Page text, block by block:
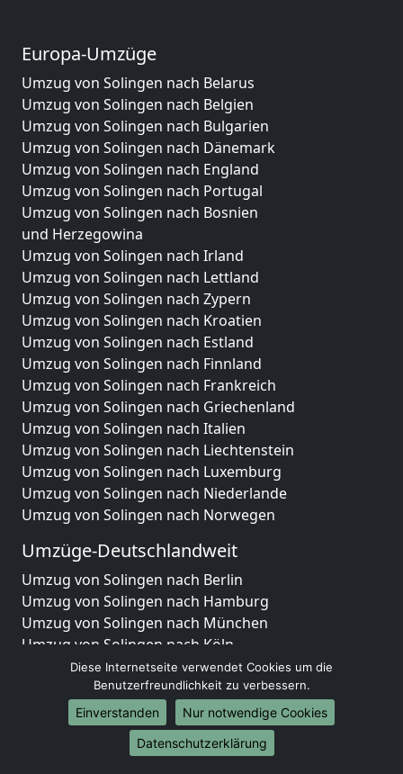
Europa-Umzüge
Umzug von Solingen nach Belarus
Umzug von Solingen nach Belgien
Umzug von Solingen nach Bulgarien
Umzug von Solingen nach Dänemark
Umzug von Solingen nach England
Umzug von Solingen nach Portugal
Umzug von Solingen nach Bosnien
und Herzegowina
Umzug von Solingen nach Irland
Umzug von Solingen nach Lettland
Umzug von Solingen nach Zypern
Umzug von Solingen nach Kroatien
Umzug von Solingen nach Estland
Umzug von Solingen nach Finnland
Umzug von Solingen nach Frankreich
Umzug von Solingen nach Griechenland
Umzug von Solingen nach Italien
Umzug von Solingen nach Liechtenstein
Umzug von Solingen nach Luxemburg
Umzug von Solingen nach Niederlande
Umzug von Solingen nach Norwegen
Umzüge-Deutschlandweit
Umzug von Solingen nach Berlin
Umzug von Solingen nach Hamburg
Umzug von Solingen nach München
Umzug von Solingen nach Köln
Umzug von Solingen nach Frankfurt am Main
Umzug von Solingen nach Stuttgart
Umzug von Solingen nach Düsseldorf
Umzug von Solingen nach Leipzig
Umzug von Solingen nach Dortmund
Diese Internetseite verwendet Cookies um die
Benutzerfreundlichkeit zu verbessern.
Einverstanden
Nur notwendige Cookies
Datenschutzerklärung